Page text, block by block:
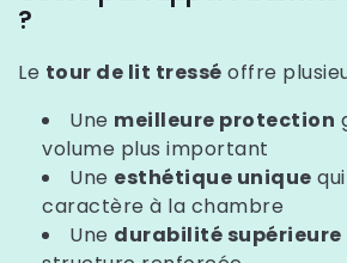
?
Le tour de lit tressé offre
Une meilleure protection
volume plus important
Une esthétique unique
caractère à la chambre
Une durabilité supérieure